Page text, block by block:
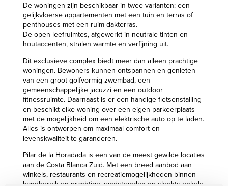
De woningen zijn beschikbaar in twee varianten: een
gelijkvloerse appartementen met een tuin en terras of
penthouses met een ruim dakterras.
De open leefruimtes, afgewerkt in neutrale tinten en
houtaccenten, stralen warmte en verfijning uit.
Dit exclusieve complex biedt meer dan alleen prachtige
woningen. Bewoners kunnen ontspannen en genieten
van een groot golfvormig zwembad, een
gemeenschappelijke jacuzzi en een outdoor
fitnessruimte. Daarnaast is er een handige fietsenstalling
en beschikt elke woning over een eigen parkeerplaats
met de mogelijkheid om een elektrische auto op te laden.
Alles is ontworpen om maximaal comfort en
levenskwaliteit te garanderen.
Pilar de la Horadada is een van de meest gewilde locaties
aan de Costa Blanca Zuid. Met een breed aanbod aan
winkels, restaurants en recreatiemogelijkheden binnen
handbereik en prachtige zandstranden op slechts enkele